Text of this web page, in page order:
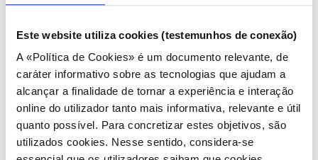
Este website utiliza cookies (testemunhos de conexão)
A «Política de Cookies» é um documento relevante, de
caráter informativo sobre as tecnologias que ajudam a
alcançar a finalidade de tornar a experiência e interação
online do utilizador tanto mais informativa, relevante e útil
quanto possível. Para concretizar estes objetivos, são
utilizados cookies. Nesse sentido, considera-se
Realiza-se amanhã o Webinar de
Regulação RELOP 2026, uma
oportunidade para conhecer os
principais os principais temas
abordados.
Não perca esta oportunidade de
aprendizagem e partilha de
RELOP1 week ago
📋 Já pode consultar o